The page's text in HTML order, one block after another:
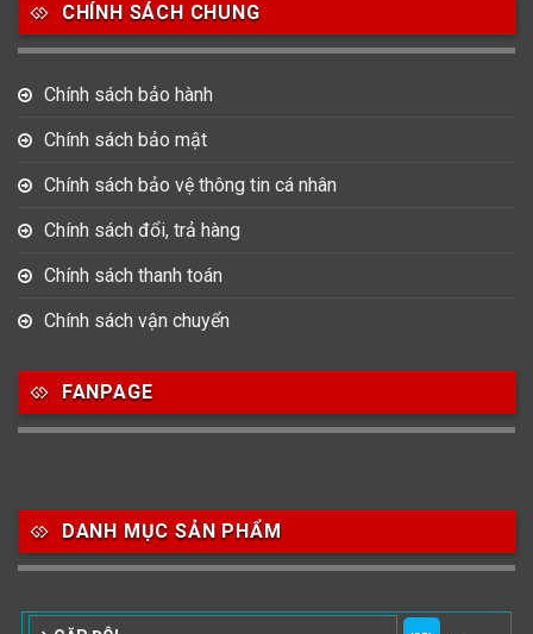
CHÍNH SÁCH CHUNG
Chính sách bảo hành
Chính sách bảo mật
Chính sách bảo vệ thông tin cá nhân
Chính sách đổi, trả hàng
Chính sách thanh toán
Chính sách vận chuyển
FANPAGE
DANH MỤC SẢN PHẨM